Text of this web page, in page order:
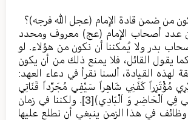
من ضمن قادة الإمام (عجل الله فرجه)؟
عدد أصحاب الإمام (عج) معروف ومحدد
بدر ولا يُمكننا أن نكون من هؤلاء. لو
كما يقول القائل، فلا يمنع ذلك من أن يكون
لهذه القيادة، ألسنا نقرأ في دعاء العهد:
مُؤْتَزِراً كَفَنِي شَاهِراً سَيْفِي مُجَرِّداً قَنَاتِي
فِي اَلْحَاضِرِ وَ اَلْبَادِي)[3]
. ولكننا في زمان
وظائف في هذا الزمن ينبغي أن نطلع عليها